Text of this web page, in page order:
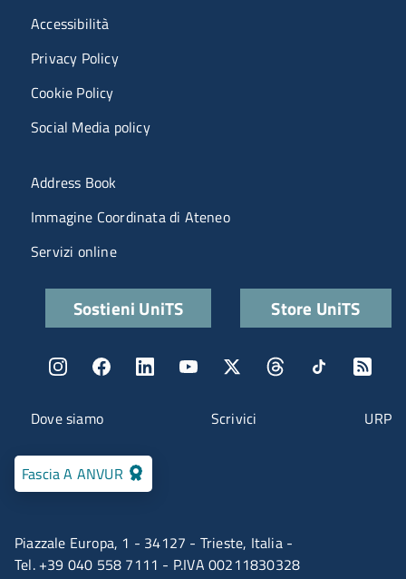
Piazzale Europa, 1 - 34127 - Trieste, Italia -
Tel. +39 040 558 7111 - P.IVA 00211830328
Fascia A ANVUR
Menu contatti
Dove siamo Scrivici URP
Menù riferimenti
Accessibilità
Privacy Policy
Cookie Policy
Social Media policy
Menu portale
Address Book
Immagine Coordinata di Ateneo
Servizi online
Quick linksSostieni UniTS Store UniTS
Menu social